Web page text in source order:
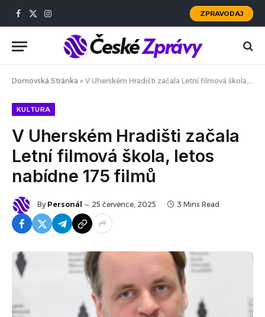
Facebook
X
Instagram
ZPRAVODAJ
Domovská Stránka » V Uherském Hradišti začala Letní filmová škola, letos nabídne 175 filmů
KULTURA
V Uherském Hradišti začala
Letní filmová škola, letos
nabídne 175 filmů
By Personál 25 července, 2025 3 Mins Read